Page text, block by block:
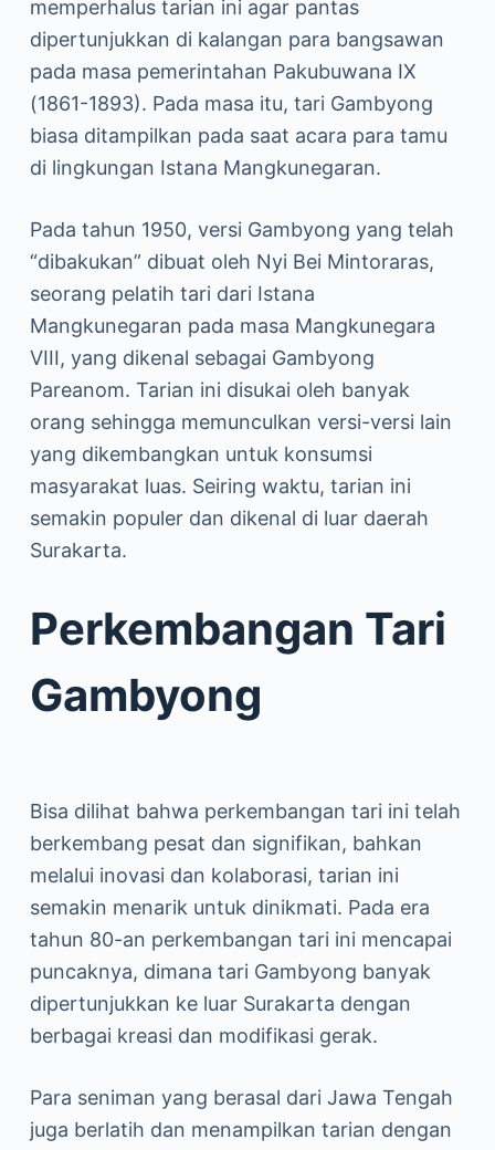
memperhalus tarian ini agar pantas
dipertunjukkan di kalangan para bangsawan
pada masa pemerintahan Pakubuwana IX
(1861-1893). Pada masa itu, tari Gambyong
biasa ditampilkan pada saat acara para tamu
di lingkungan Istana Mangkunegaran.
Pada tahun 1950, versi Gambyong yang telah
“dibakukan” dibuat oleh Nyi Bei Mintoraras,
seorang pelatih tari dari Istana
Mangkunegaran pada masa Mangkunegara
VIII, yang dikenal sebagai Gambyong
Pareanom. Tarian ini disukai oleh banyak
orang sehingga memunculkan versi-versi lain
yang dikembangkan untuk konsumsi
masyarakat luas. Seiring waktu, tarian ini
semakin populer dan dikenal di luar daerah
Surakarta.
Perkembangan Tari
Gambyong
Bisa dilihat bahwa perkembangan tari ini telah
berkembang pesat dan signifikan, bahkan
melalui inovasi dan kolaborasi, tarian ini
semakin menarik untuk dinikmati. Pada era
tahun 80-an perkembangan tari ini mencapai
puncaknya, dimana tari Gambyong banyak
dipertunjukkan ke luar Surakarta dengan
berbagai kreasi dan modifikasi gerak.
Para seniman yang berasal dari Jawa Tengah
juga berlatih dan menampilkan tarian dengan